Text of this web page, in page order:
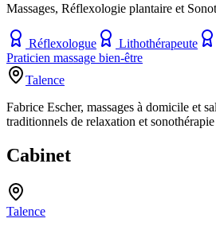
Massages, Réflexologie plantaire et
Réflexologue Lithothérapeute
Praticien massage bien-être
Talence
Fabrice Escher, massages à domicile et
traditionnels de relaxation et
Cabinet
Talence